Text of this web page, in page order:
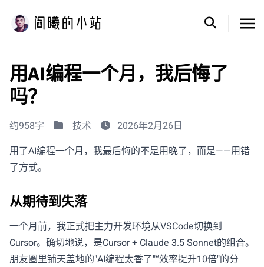
用AI编程一个月，我后悔了
吗？
约958字 技术
2026年2月26日
用了AI编程一个月，我最后悔的不是用晚了，而是——用错
了方式。
从期待到失落
一个月前，我正式把主力开发环境从VSCode切换到
Cursor。确切地说，是Cursor + Claude 3.5 Sonnet的组合。
朋友圈里铺天盖地的"AI编程太香了"“效率提升10倍"的分